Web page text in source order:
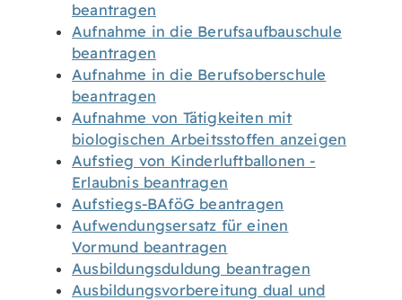
beantragen
Aufnahme in die Berufsaufbauschule
beantragen
Aufnahme in die Berufsoberschule
beantragen
Aufnahme von Tätigkeiten mit
biologischen Arbeitsstoffen anzeigen
Aufstieg von Kinderluftballonen -
Erlaubnis beantragen
Aufstiegs-BAföG beantragen
Aufwendungsersatz für einen
Vormund beantragen
Ausbildungsduldung beantragen
Ausbildungsvorbereitung dual und